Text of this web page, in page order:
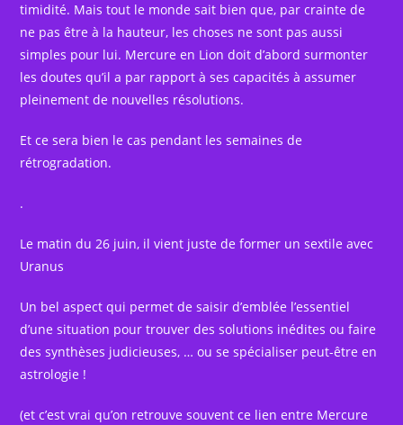
timidité. Mais tout le monde sait bien que, par crainte de
ne pas être à la hauteur, les choses ne sont pas aussi
simples pour lui. Mercure en Lion doit d’abord surmonter
les doutes qu’il a par rapport à ses capacités à assumer
pleinement de nouvelles résolutions.
Et ce sera bien le cas pendant les semaines de
rétrogradation.
.
Le matin du 26 juin, il vient juste de former un sextile avec
Uranus
Un bel aspect qui permet de saisir d’emblée l’essentiel
d’une situation pour trouver des solutions inédites ou faire
des synthèses judicieuses, … ou se spécialiser peut-être en
astrologie !
(et c’est vrai qu’on retrouve souvent ce lien entre Mercure